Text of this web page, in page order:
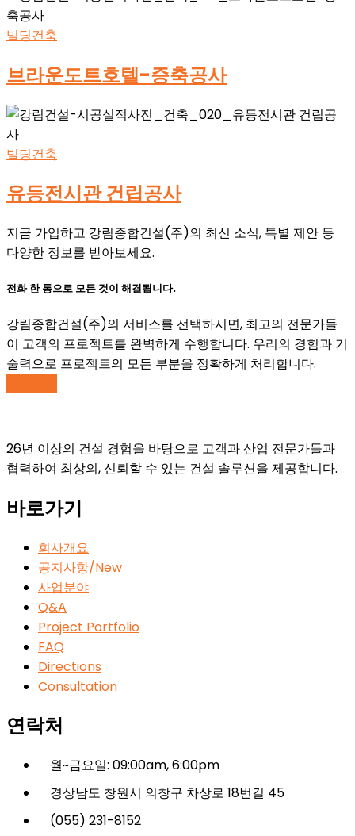
빌딩건축
브라운도트호텔-증축공사
빌딩건축
유등전시관 건립공사
지금 가입하고 강림종합건설(주)의 최신 소식, 특별 제안 등
다양한 정보를 받아보세요.
전화 한 통으로 모든 것이 해결됩니다.
강림종합건설(주)의 서비스를 선택하시면, 최고의 전문가들
이 고객의 프로젝트를 완벽하게 수행합니다. 우리의 경험과 기
술력으로 프로젝트의 모든 부분을 정확하게 처리합니다.
26년 이상의 건설 경험을 바탕으로 고객과 산업 전문가들과
협력하여 최상의, 신뢰할 수 있는 건설 솔루션을 제공합니다.
바로가기
회사개요
공지사항/New
사업분야
Q&A
Project Portfolio
FAQ
Directions
Consultation
연락처
월~금요일: 09:00am, 6:00pm
경상남도 창원시 의창구 차상로 18번길 45
(055) 231-8152